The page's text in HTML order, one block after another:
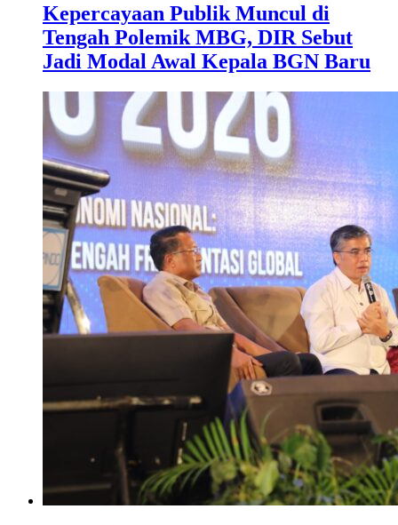
Kepercayaan Publik Muncul di
Tengah Polemik MBG, DIR Sebut
Jadi Modal Awal Kepala BGN Baru